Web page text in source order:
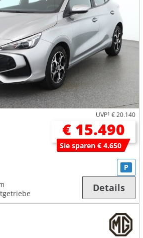
UVP1 € 20.140
€ 15.490
Sie sparen € 4.650
P
Details